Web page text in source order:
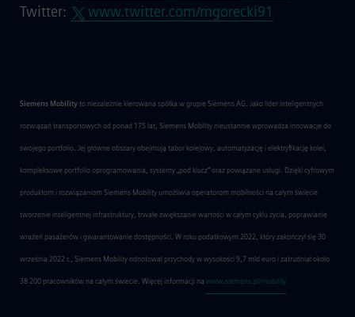
Twitter:
www.twitter.com/mgorecki91
Siemens Mobilityto niezależnie kierowana spółka w grupie Siemens AG. Jako lider inteligentnych
rozwiązań transportowych od ponad 175 lat, Siemens Mobility nieustannie wprowadza innowacje do
swojego portfolio. Jej główne obszary obejmują tabor kolejowy, automatyzację i elektryfikację kolei,
kompleksowe portfolio oprogramowania, systemy „pod klucz” oraz powiązane usługi. Dzięki cyfrowym
produktom i rozwiązaniom Siemens Mobility umożliwia operatorom mobilności na całym świecie
tworzenie inteligentnej infrastruktury, trwałe zwiększanie wartości w całym cyklu życia, poprawianie
wrażeń pasażerów i gwarantowanie dostępności. W roku podatkowym 2022, który zakończył się 30
września 2022 r., Siemens Mobility odnotował przychody w wysokości 9,7 mld euro i zatrudniał około
38 200 pracowników na całym świecie. Więcej informacji na www.siemens.pl/mobility